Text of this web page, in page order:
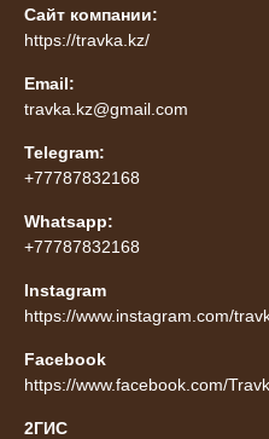
Сайт компании:
https://travka.kz/
Email:
travka.kz@gmail.com
Telegram:
+77787832168
Whatsapp:
+77787832168
Instagram
https://www.instagram.com/
Facebook
https://www.facebook.com/
2ГИС